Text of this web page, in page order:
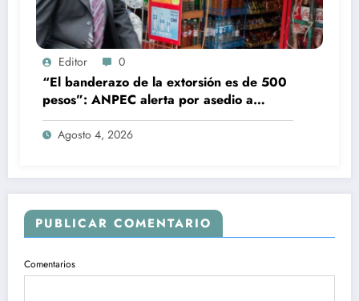
Editor 0
“El banderazo de la extorsión es de 500
pesos”: ANPEC alerta por asedio a
tienditas
Agosto 4, 2026
PUBLICAR COMENTARIO
Comentarios